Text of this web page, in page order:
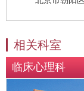
相关科室
临床心理科